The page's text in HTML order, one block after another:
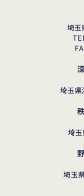
埼
埼玉
埼
埼玉